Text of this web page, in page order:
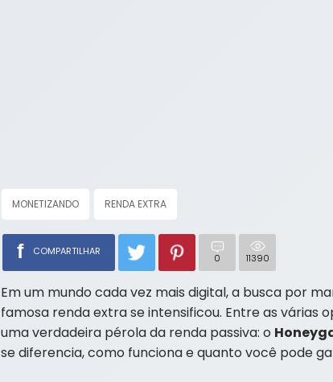
MONETIZANDO RENDA EXTRA
f COMPARTILHAR
0 11390
Em um mundo cada vez mais digital, a busca por
famosa renda extra se intensificou. Entre as várias
uma verdadeira pérola da renda passiva: o
se diferencia, como funciona e quanto você pode